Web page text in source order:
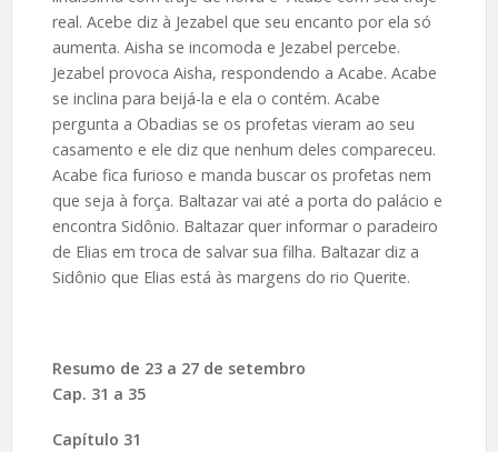
real. Acebe diz à Jezabel que seu encanto por ela só
aumenta. Aisha se incomoda e Jezabel percebe.
Jezabel provoca Aisha, respondendo a Acabe. Acabe
se inclina para beijá-la e ela o contém. Acabe
pergunta a Obadias se os profetas vieram ao seu
casamento e ele diz que nenhum deles compareceu.
Acabe fica furioso e manda buscar os profetas nem
que seja à força. Baltazar vai até a porta do palácio e
encontra Sidônio. Baltazar quer informar o paradeiro
de Elias em troca de salvar sua filha. Baltazar diz a
Sidônio que Elias está às margens do rio Querite.
Resumo de 23 a 27 de setembro
Cap. 31 a 35
Capítulo 31